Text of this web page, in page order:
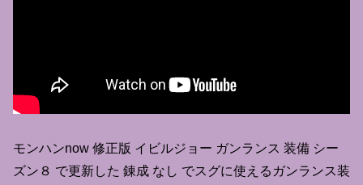
モンハンnow 修正版 イビルジョー ガンランス 装備 シー
ズン８ で更新した 錬成 なし でスグに使えるガンランス装